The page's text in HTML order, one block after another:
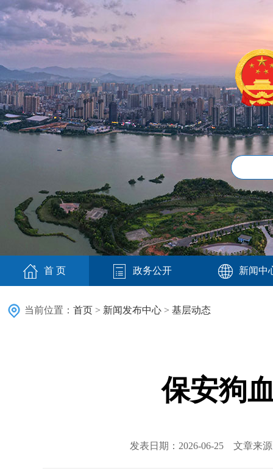
首 页 政务公开 新闻中
当前位置： 首页 > 新闻发布中心 > 基层动态
保安狗
发表日期：2026-06-25 文章来